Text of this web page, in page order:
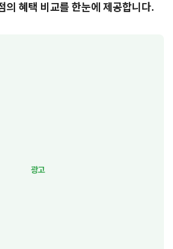
의 혜택 비교를 한눈에 제공합니다.